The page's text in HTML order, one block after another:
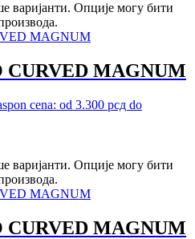
варијанти. Опције могу бити
MAGNUM
cena: od 3.300 рсд do
варијанти. Опције могу бити
MAGNUM